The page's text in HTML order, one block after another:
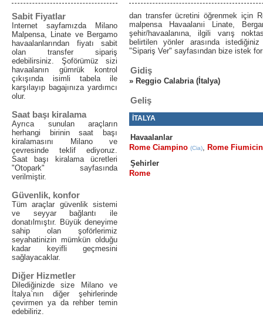
dan transfer ücretini öğrenmek için
malpensa Havaalanıi Linate,
şehir/havaalanına, ilgili varış
belirtilen yönler arasında istediğiniz
"Sipariş Ver" sayfasından bize istek
Gidiş
» Reggio Calabria (İtalya)
Geliş
İTALYA
Havaalanlar
Rome Ciampino (Cia), Rome
Şehirler
Rome
Sabit Fiyatlar
Internet sayfamızda Milano
Malpensa, Linate ve Bergamo
havaalanlarından fiyatı sabit
olan transfer sipariş
edebilirsiniz. Şoförümüz sizi
havaalanın gümrük kontrol
çıkışında isimli tabela ile
karşılayıp bagajınıza yardımcı
olur.
Saat başı kiralama
Ayrıca sunulan araçların
herhangi birinin saat başı
kiralamasını Milano ve
çevresinde teklif ediyoruz.
Saat başı kiralama ücretleri
"Otopark" sayfasında
verilmiştir.
Güvenlik, konfor
Tüm araçlar güvenlik sistemi
ve seyyar bağlantı ile
donatılmıştır. Büyük deneyime
sahip olan şoförlerimiz
seyahatinizin mümkün olduğu
kadar keyifli geçmesini
sağlayacaklar.
Diğer Hizmetler
Dilediğinizde size Milano ve
İtalya`nın diğer şehirlerinde
çevirmen ya da rehber temin
edebiliriz.